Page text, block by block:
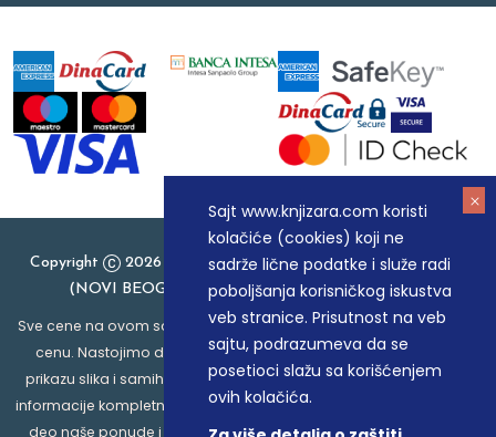
Sajt www.knjizara.com koristi
kolačiće (cookies) koji ne
sadrže lične podatke i služe radi
poboljšanja korisničkog iskustva
veb stranice. Prisutnost na veb
sajtu, podrazumeva da se
posetioci slažu sa korišćenjem
ovih kolačića.
Copyright
2026 Knjizara.com - MAKART DOO BEOGRAD
(NOVI BEOGRAD), PIB: 105184104, MB: 20337524
Sve cene na ovom sajtu iskazane su u dinarima. PDV je uračunat u
cenu. Nastojimo da budemo što precizniji u opisu proizvoda,
prikazu slika i samih cena, ali ne možemo garantovati da su sve
informacije kompletne i bez grešaka. Svi artikli prikazani na sajtu su
deo naše ponude i ne podrazumeva da su dostupni u svakom